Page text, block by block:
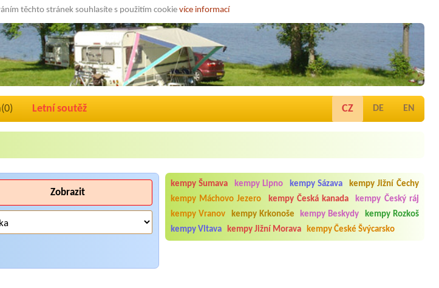
těchto stránek souhlasíte s použitím cookievíce informací
0) Letní soutěž CZ DE EN
Zobrazit
kempy Šumava kempy Lipno kempy Sázava
kempy Jižní Čechy
kempy Máchovo Jezero
kempy Česká kanada
kempy Český ráj
kempy Vranov
kempy Krkonoše kempy Beskydy
kempy Rozkoš
kempy Vltava
kempy Jižní Morava kempy České Švýcarsko